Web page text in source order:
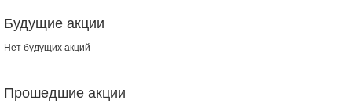
Будущие акции
Нет будущих акций
Прошедшие акции